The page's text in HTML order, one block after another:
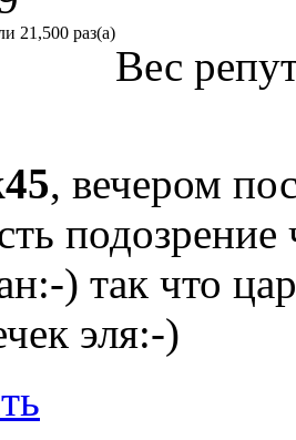
21,500 раз(а)
Вес
, вечером
) так что
эля:-)